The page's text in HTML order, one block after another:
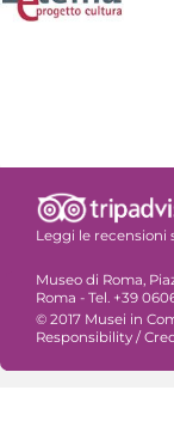
Leggi le recensioni
Museo di Roma,
Roma - Tel. +39
© 2017 Musei in
Responsibility /